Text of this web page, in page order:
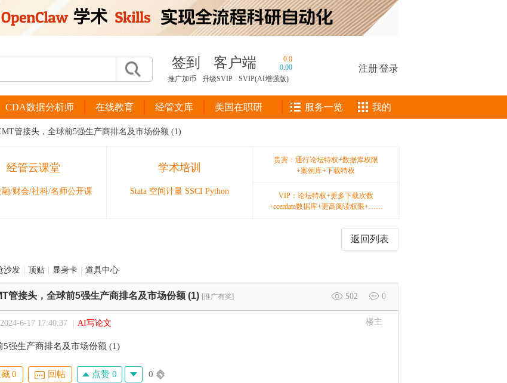
签到 客户端
0.0
0.00
推广加币
升级SVIP SVIP(AI增强版)
注册登录
CDA数据分析师 在线教育 经管文库 美国在职研 服务一览 我的
管接头，全球前5强生产商排名及市场份额 (1)
经管云课堂
/财会/社科/名师公开课
学术培训
Stata 空间计量 SSCI Python
贵宾：通行论坛特权+数据库权限
+案例库+下载特权
VIP：论坛特权+更多下载次数
+ccerdata数据库+更高阅读权限+……
返回列表
沙发 顶贴 显身卡 道具中心
502 0
管接头，全球前5强生产商排名及市场份额 (1) [推广有奖]
楼主
6-17 17:40:37 AI写论文
5强生产商排名及市场份额 (1)
0 回帖 点赞 0 0